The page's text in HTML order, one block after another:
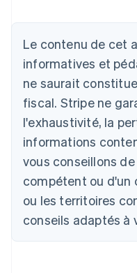
Le contenu de cet
informatives et
ne saurait
fiscal. Stripe ne
l'exhaustivité, la
informations
vous conseillons
compétent ou d'un
ou les territoires
conseils adaptés à
DeutschEnglish
Australie
English
Autriche
DeutschEnglish
NederlandsFrançais
Brésil
Português
Bulgarie
English
Canada
Chine continentale
简体中文English